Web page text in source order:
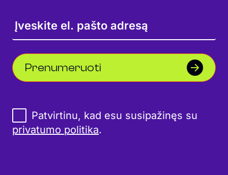
Prenumeruoti
Patvirtinu, kad esu susipažinęs su
privatumo politika.